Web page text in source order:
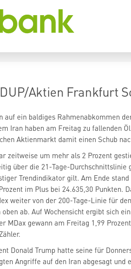
Aktien Frankfurt
auf ein baldiges Rahmenabkommen
Iran haben am Freitag zu fallenden
Aktienmarkt damit einen Schub
zeitweise um mehr als 2 Prozent
über die 21-Tage-Durchschnittslinie
Trendindikator gilt. Am Ende
im Plus bei 24.635,30 Punkten.
weiter von der 200-Tage-Linie für
oben ab. Auf Wochensicht ergibt sich
MDax gewann am Freitag 1,99
Donald Trump hatte seine für
Angriffe auf den Iran abgesagt und